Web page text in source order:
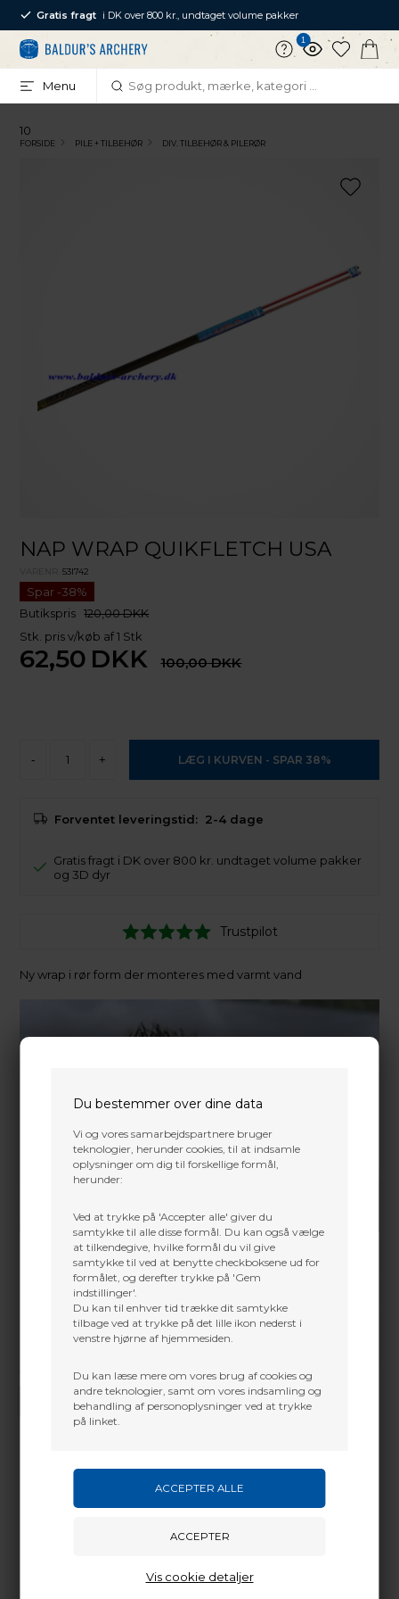
Du bestemmer over dine data
Vi og vores samarbejdspartnere bruger
teknologier, herunder cookies, til at indsamle
oplysninger om dig til forskellige formål,
herunder:
Ved at trykke på 'Accepter alle' giver du
samtykke til alle disse formål. Du kan også vælge
at tilkendegive, hvilke formål du vil give
samtykke til ved at benytte checkboksene ud for
formålet, og derefter trykke på 'Gem
indstillinger'.
Du kan til enhver tid trække dit samtykke
tilbage ved at trykke på det lille ikon nederst i
venstre hjørne af hjemmesiden.
Du kan læse mere om vores brug af cookies og
andre teknologier, samt om vores indsamling og
behandling af personoplysninger ved at trykke
på linket.
Vis cookie detaljer
Gratis fragt i DK over 800 kr., undtaget volume pakker
1
Menu
10
FORSIDE PILE + TILBEHØR DIV. TILBEHØR & PILERØR
NAP WRAP QUIKFLETCH USA
VARENR.53I742
Butikspris 120,00 DKK
Stk. pris v/køb af 1 Stk
62,50 DKK 100,00
- +
Forventet leveringstid: 2-4 dage
Gratis fragt i DK over 800 kr. undtaget volume pakker
og 3D dyr
Trustpilot
Ny wrap i rør form der monteres med varmt vand
Vi gør vores bedste for at besvare alle henvendelser indenfor 24 timer.
SEND SPØRGSMÅL
Mere info
The new QuikFletch® Wraps give you the same
added versatility in choosing your own vane style,
vane color combinations and vane alignment. No